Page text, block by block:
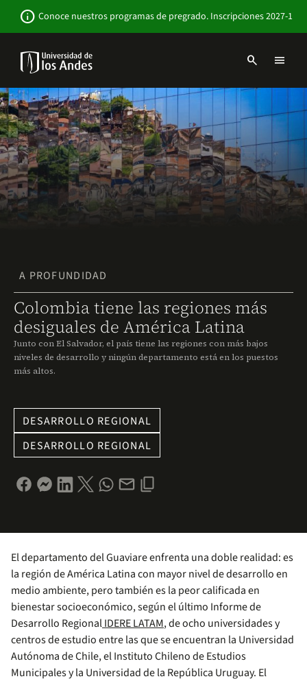
contenido
info Conoce nuestros programas de pregrado. Inscripciones 2027-1
Navbar
-
Sitio
Institucional
search menu
A PROFUNDIDAD
Colombia tiene las regiones más
desiguales de América Latina
Junto con El Salvador, el país tiene las regiones con más bajos
niveles de desarrollo y ningún departamento está en los puestos
más altos.
DESARROLLO REGIONAL
DESARROLLO REGIONAL
El departamento del Guaviare enfrenta una doble realidad: es
la región de América Latina con mayor nivel de desarrollo en
medio ambiente, pero también es la peor calificada en
bienestar socioeconómico, según el último Informe de
Desarrollo RegionalIDERE LATAM, de ocho universidades y
centros de estudio entre las que se encuentran la Universidad
Autónoma de Chile, el Instituto Chileno de Estudios
Municipales y la Universidad de la República Uruguay. El